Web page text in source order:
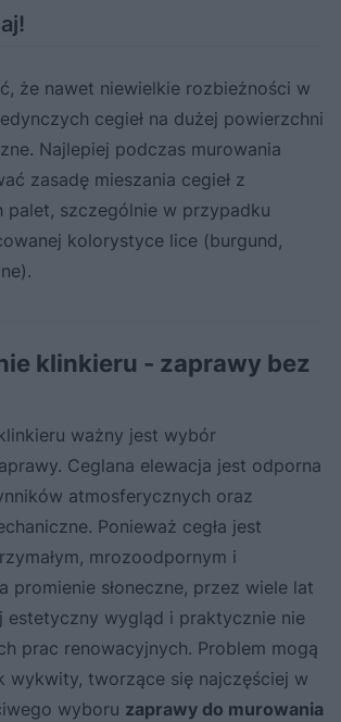
że nawet niewielkie rozbieżności w
cegieł na dużej powierzchni
Najlepiej podczas murowania
zasadę mieszania cegieł z
palet, szczególnie w przypadku
kolorystyce lice (burgund,
klinkieru - zaprawy bez
ważny jest wybór
Ceglana elewacja jest odporna
atmosferycznych oraz
Ponieważ cegła jest
mrozoodpornym i
promienie słoneczne, przez wiele lat
estetyczny wygląd i praktycznie nie
prac renowacyjnych. Problem mogą
wykwity, tworzące się najczęściej w
wyboru zaprawy do murowania